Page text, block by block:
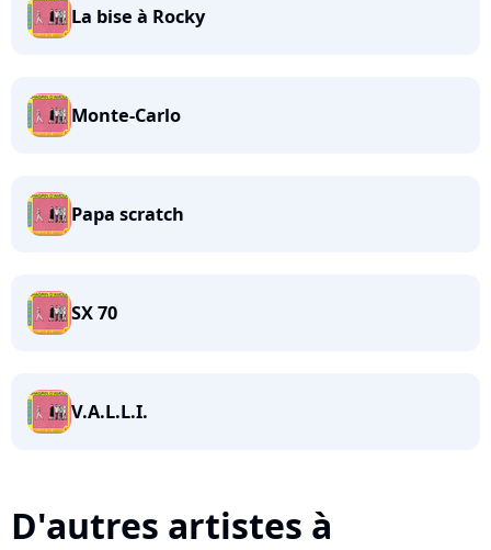
La bise à Rocky
Monte-Carlo
Papa scratch
SX 70
V.A.L.L.I.
D'autres artistes à